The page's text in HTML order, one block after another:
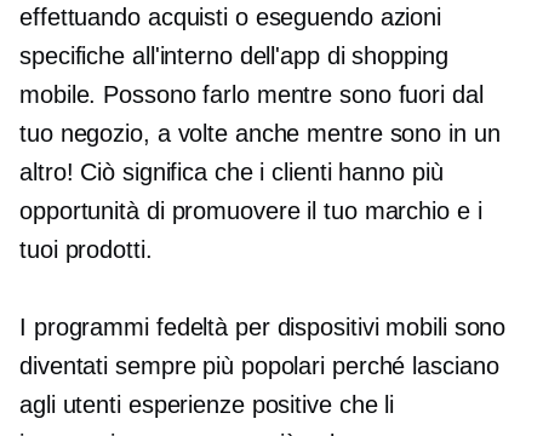
effettuando acquisti o eseguendo azioni
specifiche all'interno dell'app di shopping
mobile. Possono farlo mentre sono fuori dal
tuo negozio, a volte anche mentre sono in un
altro! Ciò significa che i clienti hanno più
opportunità di promuovere il tuo marchio e i
tuoi prodotti.
I programmi fedeltà per dispositivi mobili sono
diventati sempre più popolari perché lasciano
agli utenti esperienze positive che li